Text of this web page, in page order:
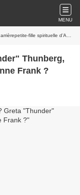
MENU
fille spirituelle d’Anne Frank ?
Thunberg,
Frank ?